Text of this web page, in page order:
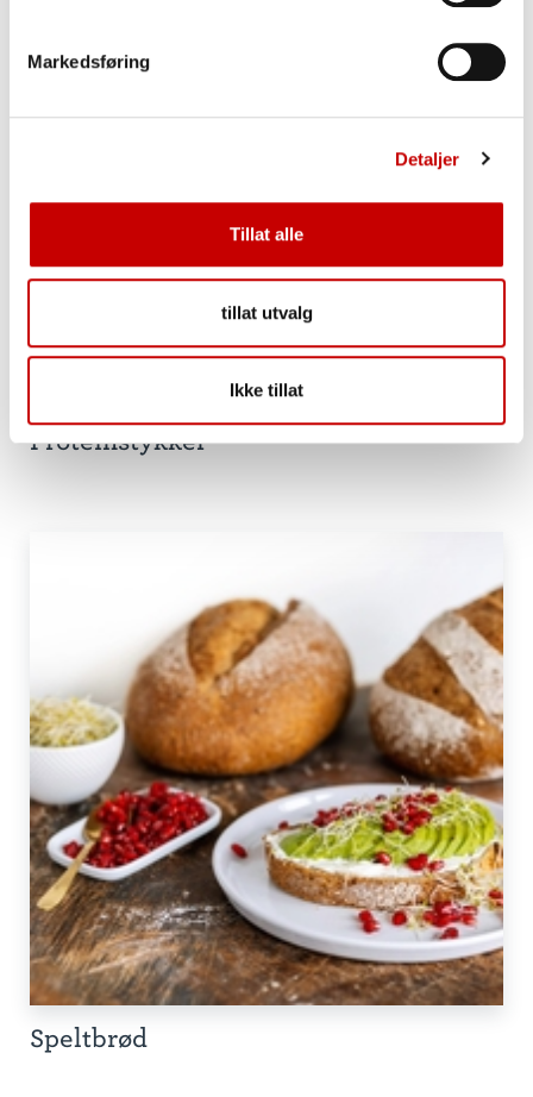
Markedsføring
Detaljer
Tillat alle
tillat utvalg
Ikke tillat
Proteinstykker
Speltbrød